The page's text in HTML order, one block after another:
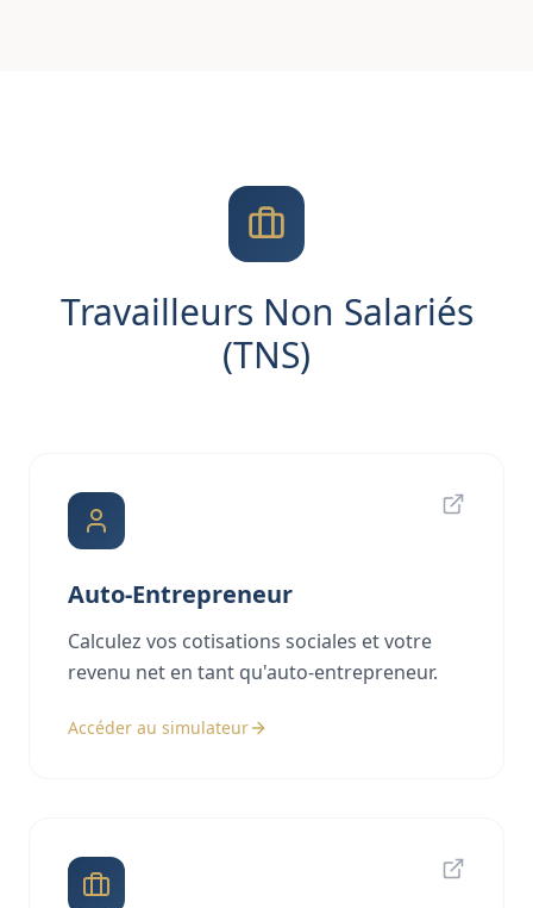
Travailleurs Non Salariés
(TNS)
Auto-Entrepreneur
Calculez vos cotisations sociales et votre
revenu net en tant qu'auto-entrepreneur.
Accéder au simulateur